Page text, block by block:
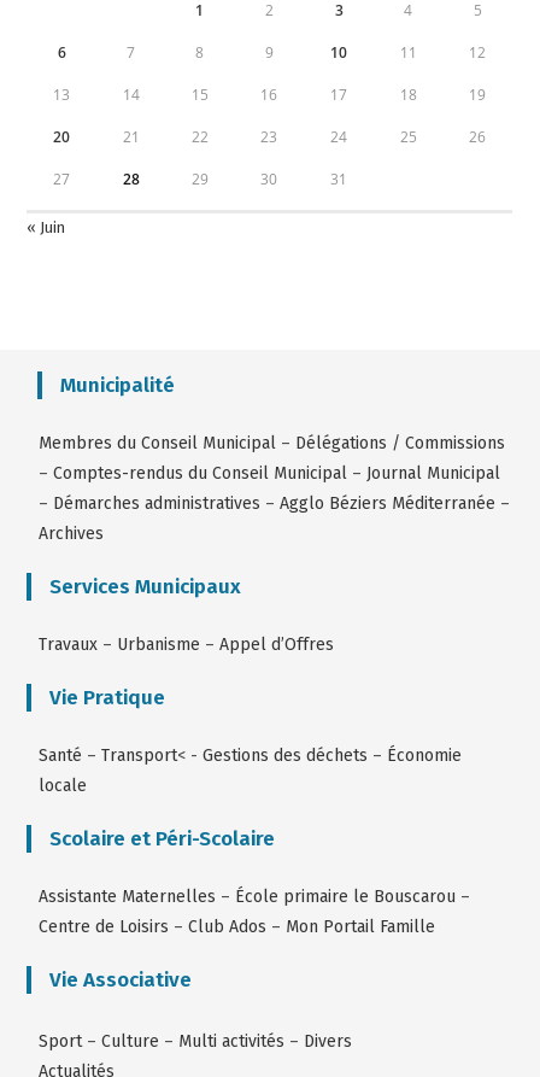
1 2 3 4 5
6 7 8 9 10 11 12
13 14 15 16 17 18 19
20 21 22 23 24 25 26
27 28 29 30 31
« Juin
Municipalité
Membres du Conseil Municipal – Délégations / Commissions
–Comptes-rendus du Conseil Municipal – Journal Municipal
– Démarches administratives –Agglo Béziers Méditerranée –
Archives
Services Municipaux
Travaux – Urbanisme –Appel d’Offres
Vie Pratique
Santé –Transport< -Gestions des déchets – Économie
locale
Scolaire et Péri-Scolaire
Assistante Maternelles – École primaire le Bouscarou –
Centre de Loisirs –Club Ados – Mon Portail Famille
Vie Associative
Sport –Culture – Multi activités – Divers
Actualités